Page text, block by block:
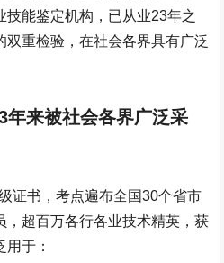
技能鉴定机构，已从业23年之
双重检验，在社会各界具有广泛
年来被社会各界广泛采
书，考点遍布全国30个省市
，超百万各行各业技术精英，获
于：